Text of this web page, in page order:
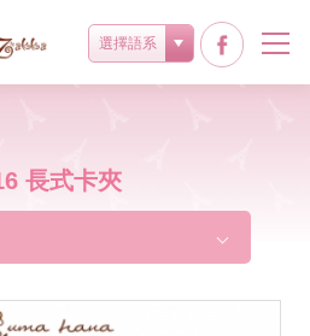
選擇語系
長式卡夾